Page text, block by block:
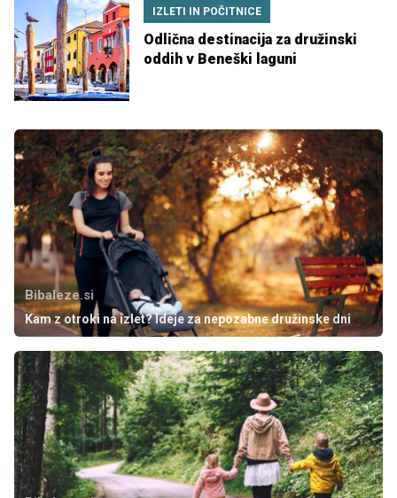
IZLETI IN POČITNICE
Odlična destinacija za družinski
oddih v Beneški laguni
Bibaleze.si
Kam z otroki na izlet? Ideje za nepozabne družinske dni